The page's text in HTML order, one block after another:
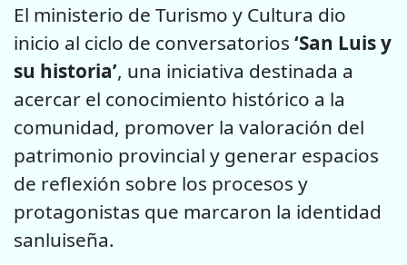
El ministerio de Turismo y Cultura dio
inicio al ciclo de conversatorios ‘San Luis y
su historia’, una iniciativa destinada a
acercar el conocimiento histórico a la
comunidad, promover la valoración del
patrimonio provincial y generar espacios
de reflexión sobre los procesos y
protagonistas que marcaron la identidad
sanluiseña.